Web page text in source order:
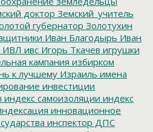
доктор Земский_учитель
губернатор Золотухин
Иван Благодырь Иван
ИВЛ ивс Игорь Ткачев игрушки
кампания избирком
к лучшему Израиль имена
инвестиции
индекс самоизоляции индекс
инновационное
инспектор ДПС